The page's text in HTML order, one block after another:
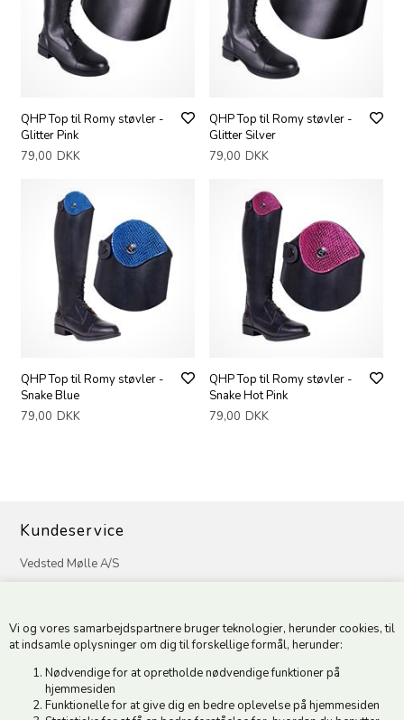
Vi og vores samarbejdspartnere bruger teknologier, herunder cookies, til
at indsamle oplysninger om dig til forskellige formål, herunder:
Nødvendige for at opretholde nødvendige funktioner på
hjemmesiden
Funktionelle for at give dig en bedre oplevelse på hjemmesiden
QHP Top til Romy støvler -
Glitter Pink
79,00 DKK
QHP Top til Romy støvler -
Glitter Silver
79,00 DKK
QHP Top til Romy støvler -
Snake Blue
79,00 DKK
QHP Top til Romy støvler -
Snake Hot Pink
79,00 DKK
Kundeservice
Vedsted Mølle A/S
CVR 49879415 Mailvedstedmoelle@post.tele.dk
Åbningstider: Man-Fre 9.00-17.00 | Middagslukket 12.00-12.30 |
Lørdag 9.00-12.00